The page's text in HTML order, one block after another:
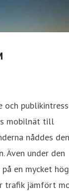
och
mobilnät till
nåddes den
Även under den
en mycket hög
trafik jämfört